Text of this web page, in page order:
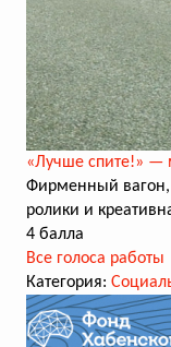
«Лучше спите!» —
Фирменный вагон,
ролики и
4 балла
Все голоса работы
Категория: